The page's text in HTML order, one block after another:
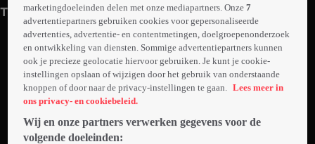
Trailers
Trailer: Into The Deep
marketingdoeleinden delen met onze mediapartners. Onze7
advertentiepartners gebruiken cookies voor gepersonaliseerde
advertenties, advertentie- en contentmetingen, doelgroepenonderzoek
en ontwikkeling van diensten. Sommige advertentiepartners kunnen
ook je precieze geolocatie hiervoor gebruiken. Je kunt je cookie-
instellingen opslaan of wijzigen door het gebruik van onderstaande
knoppen of door naar de privacy-instellingen te gaan.
Lees meer in
ons privacy- en cookiebeleid.
Wij en onze partners verwerken gegevens voor de
volgende doeleinden: